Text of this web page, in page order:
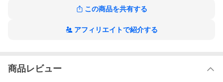
この商品を共有する
アフィリエイトで紹介する
商品レビュー